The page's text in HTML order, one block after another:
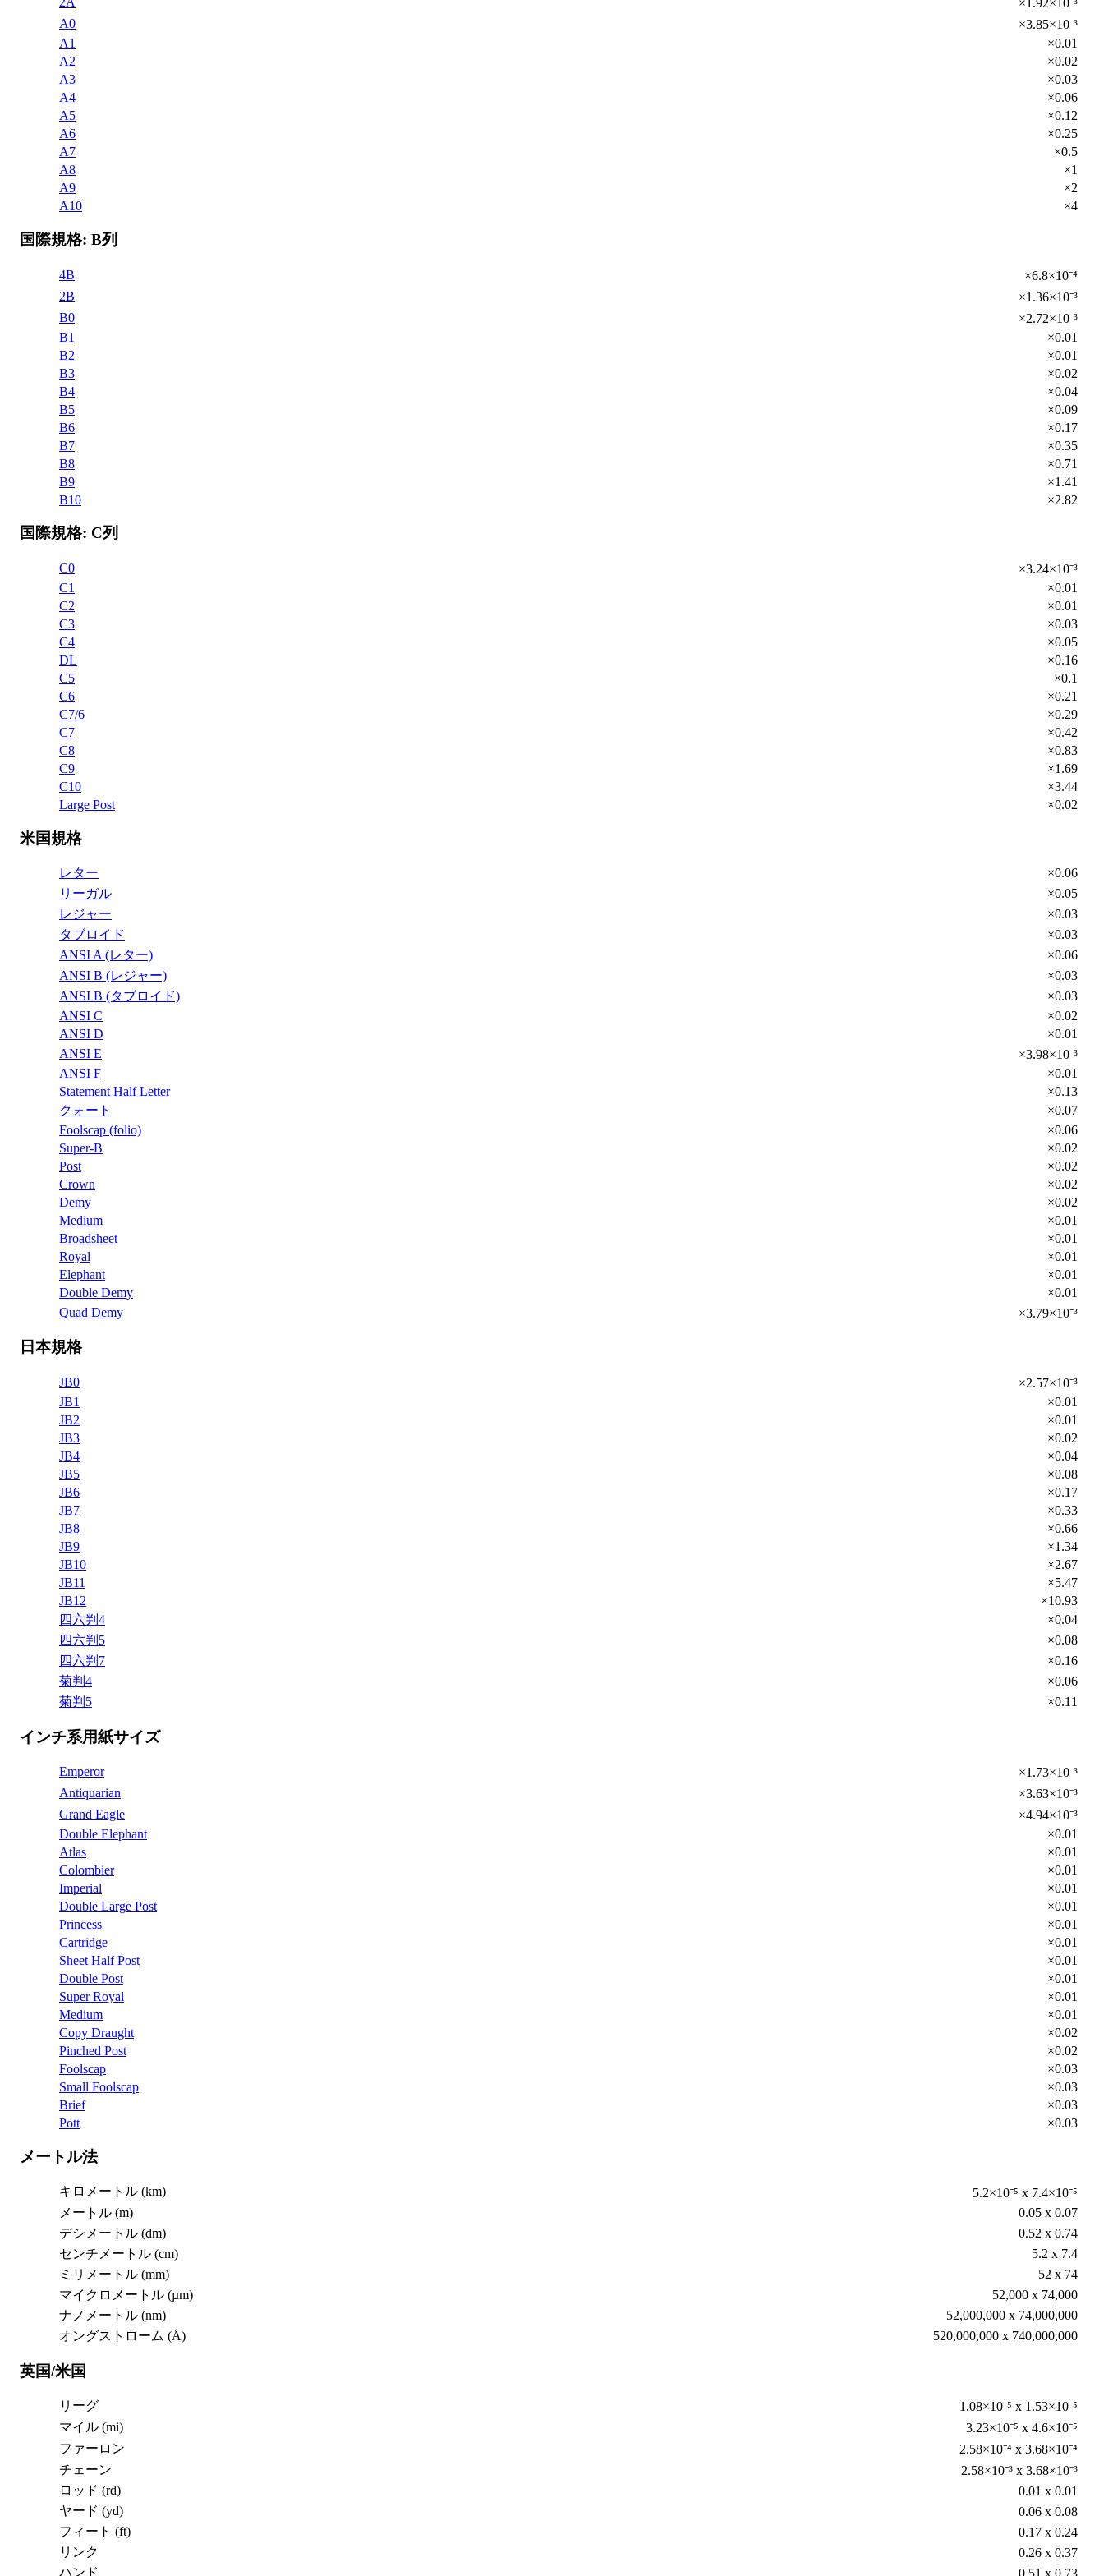
×1.92×10⁻³
A0
×3.85×10⁻³
A1
×0.01
A2
×0.02
A3
×0.03
A4
×0.06
A5
×0.12
A6
×0.25
A7
×0.5
A8
×1
A9
×2
A10
×4
国際規格: B列
4B
×6.8×10⁻⁴
2B
×1.36×10⁻³
B0
×2.72×10⁻³
B1
×0.01
B2
×0.01
B3
×0.02
B4
×0.04
B5
×0.09
B6
×0.17
B7
×0.35
B8
×0.71
B9
×1.41
B10
×2.82
国際規格: C列
C0
×3.24×10⁻³
C1
×0.01
C2
×0.01
C3
×0.03
C4
×0.05
DL
×0.16
C5
×0.1
C6
×0.21
C7/6
×0.29
C7
×0.42
C8
×0.83
C9
×1.69
C10
×3.44
Large Post
×0.02
米国規格
レター
×0.06
リーガル
×0.05
レジャー
×0.03
タブロイド
×0.03
ANSI A (レター)
×0.06
ANSI B (レジャー)
×0.03
ANSI B (タブロイド)
×0.03
ANSI C
×0.02
ANSI D
×0.01
ANSI E
×3.98×10⁻³
ANSI F
×0.01
Statement Half Letter
×0.13
クォート
×0.07
Foolscap (folio)
×0.06
Super-B
×0.02
Post
×0.02
Crown
×0.02
Demy
×0.02
Medium
×0.01
Broadsheet
×0.01
Royal
×0.01
Elephant
×0.01
Double Demy
×0.01
Quad Demy
×3.79×10⁻³
日本規格
JB0
×2.57×10⁻³
JB1
×0.01
JB2
×0.01
JB3
×0.02
JB4
×0.04
JB5
×0.08
JB6
×0.17
JB7
×0.33
JB8
×0.66
JB9
×1.34
JB10
×2.67
JB11
×5.47
JB12
×10.93
四六判4
×0.04
四六判5
×0.08
四六判7
×0.16
菊判4
×0.06
菊判5
×0.11
インチ系用紙サイズ
Emperor
×1.73×10⁻³
Antiquarian
×3.63×10⁻³
Grand Eagle
×4.94×10⁻³
Double Elephant
×0.01
Atlas
×0.01
Colombier
×0.01
Imperial
×0.01
Double Large Post
×0.01
Princess
×0.01
Cartridge
×0.01
Sheet Half Post
×0.01
Double Post
×0.01
Super Royal
×0.01
Medium
×0.01
Copy Draught
×0.02
Pinched Post
×0.02
Foolscap
×0.03
Small Foolscap
×0.03
Brief
×0.03
Pott
×0.03
メートル法
キロメートル (km)
5.2×10⁻⁵ x 7.4×10⁻⁵
メートル (m)
0.05 x 0.07
デシメートル (dm)
0.52 x 0.74
センチメートル (cm)
5.2 x 7.4
ミリメートル (mm)
52 x 74
マイクロメートル (µm)
52,000 x 74,000
ナノメートル (nm)
52,000,000 x 74,000,000
オングストローム (Å)
520,000,000 x 740,000,000
英国/米国
リーグ
1.08×10⁻⁵ x 1.53×10⁻⁵
マイル (mi)
3.23×10⁻⁵ x 4.6×10⁻⁵
ファーロン
2.58×10⁻⁴ x 3.68×10⁻⁴
チェーン
2.58×10⁻³ x 3.68×10⁻³
ロッド (rd)
0.01 x 0.01
ヤード (yd)
0.06 x 0.08
フィート (ft)
0.17 x 0.24
リンク
0.26 x 0.37
ハンド
0.51 x 0.73